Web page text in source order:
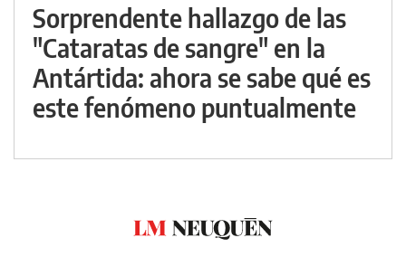
Sorprendente hallazgo de las
"Cataratas de sangre" en la
Antártida: ahora se sabe qué es
este fenómeno puntualmente